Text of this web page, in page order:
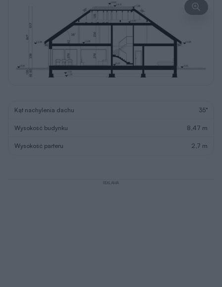
Kąt nachylenia dachu 35°
Wysokość budynku 8,47 m
Wysokość parteru 2,7 m
REKLAMA